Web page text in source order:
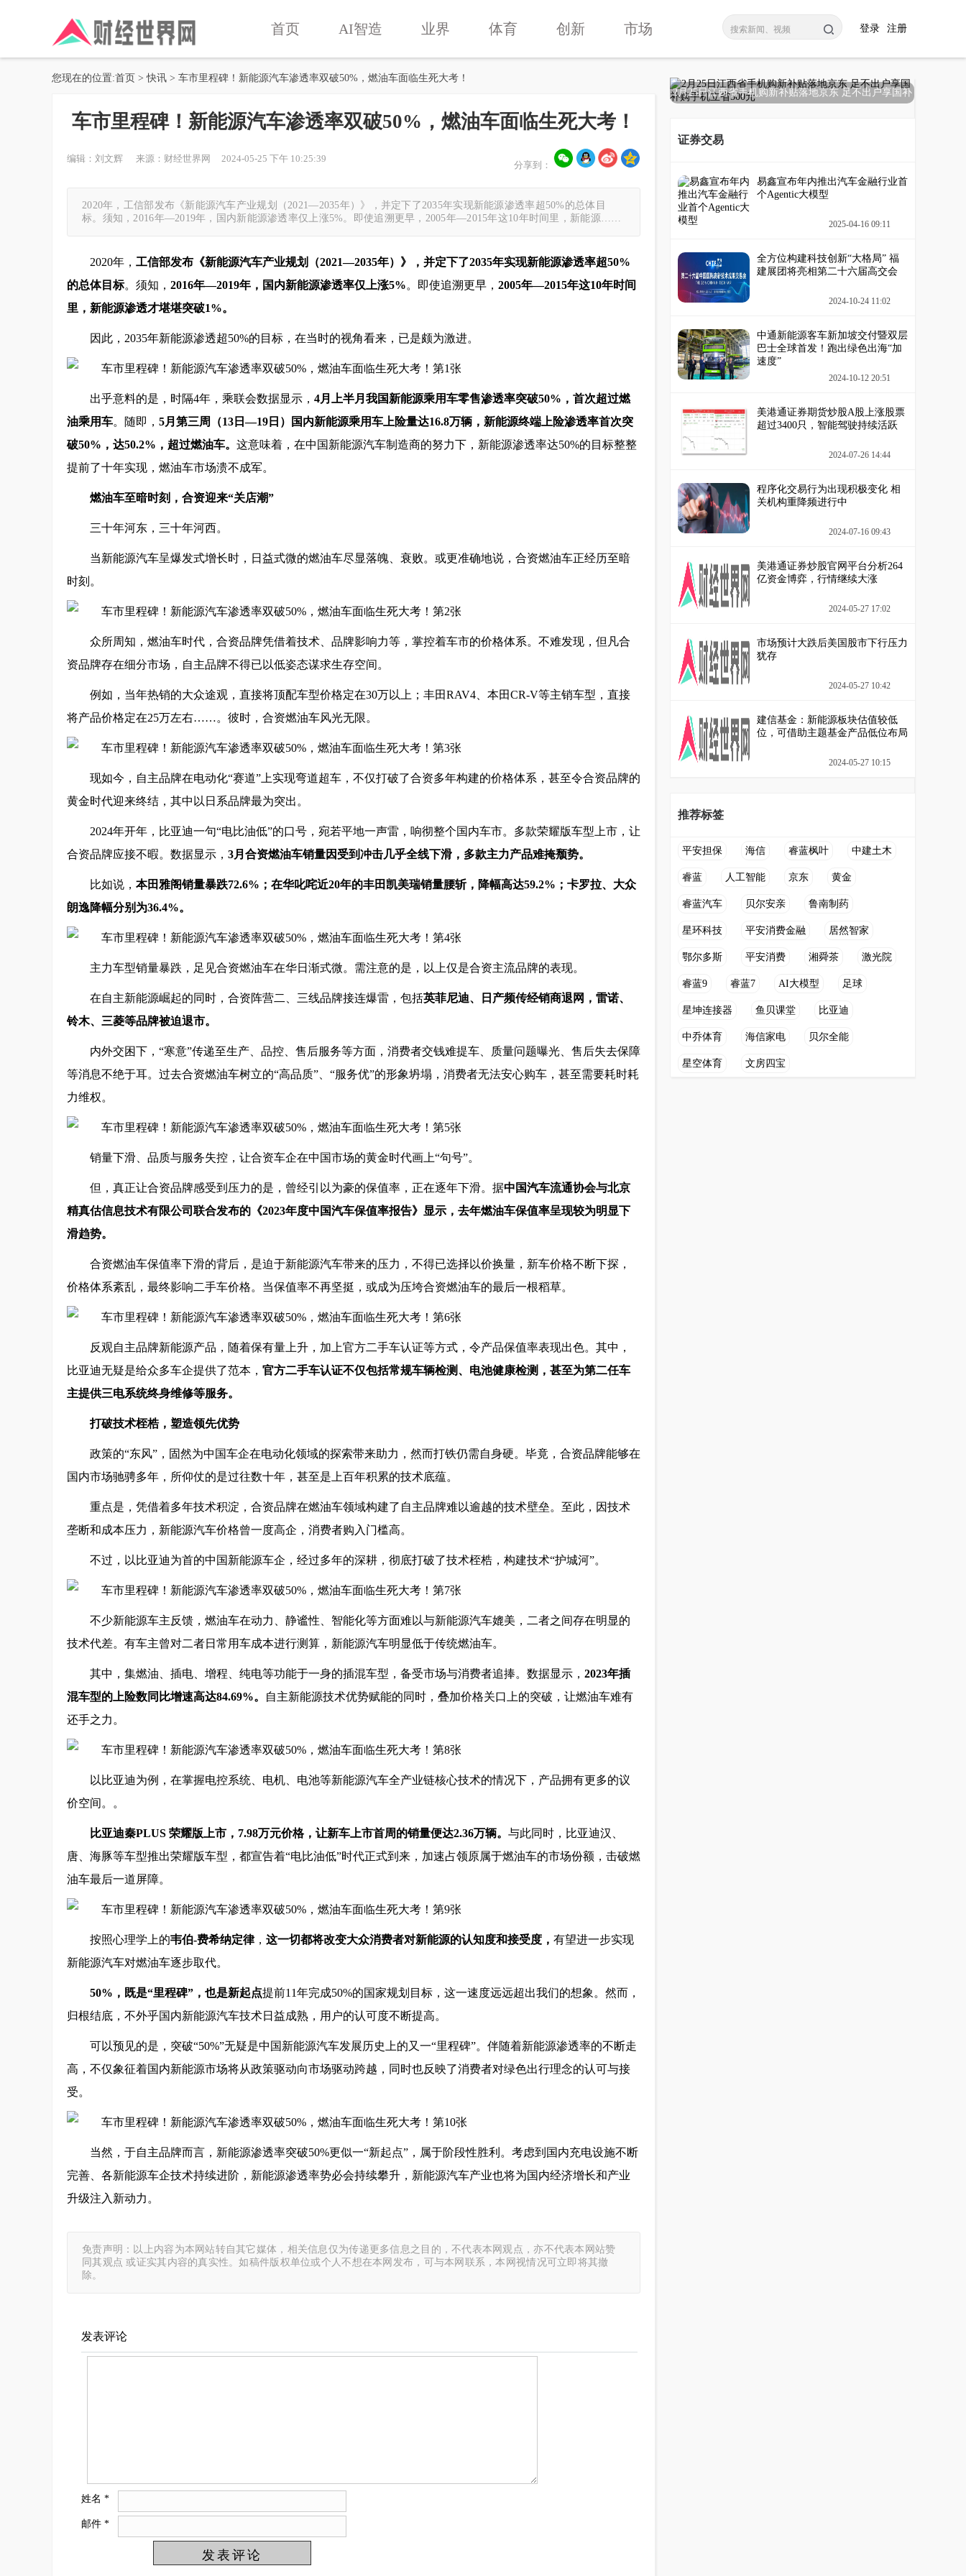
首页 AI智造 业界 体育 创新 市场 注册
登录
您现在的位置:首页 >快讯 > 车市里程碑！新能源汽车渗透率双破50%，燃油车面临生死大考！
车市里程碑！新能源汽车渗透率双破50%，燃油车面临生死大考！
编辑：刘文辉 来源：财经世界网 2024-05-25 下午 10:25:39
分享到：
2020年，工信部发布《新能源汽车产业规划（2021—2035年）》，并定下了2035年实现新能源渗透率超50%的总体目
标。须知，2016年—2019年，国内新能源渗透率仅上涨5%。即使追溯更早，2005年—2015年这10年时间里，新能源……
2020年， 工信部发布《新能源汽车产业规划（2021—2035年）》，并定下了2035年实现新能源渗透率超50%
的总体目标。须知， 2016年—2019年，国内新能源渗透率仅上涨5%。即使追溯更早， 2005年—2015年这10年时间
里，新能源渗透才堪堪突破1%。
因此，2035年新能源渗透超50%的目标，在当时的视角看来，已是颇为激进。
出乎意料的是，时隔4年，乘联会数据显示， 4月上半月我国新能源乘用车零售渗透率突破50%，首次超过燃
油乘用车。随即， 5月第三周（13日—19日）国内新能源乘用车上险量达16.8万辆，新能源终端上险渗透率首次突
破50%，达50.2%，超过燃油车。 这意味着，在中国新能源汽车制造商的努力下，新能源渗透率达50%的目标整整
提前了十年实现，燃油车市场溃不成军。
燃油车至暗时刻，合资迎来“关店潮”
三十年河东，三十年河西。
当新能源汽车呈爆发式增长时，日益式微的燃油车尽显落魄、衰败。或更准确地说，合资燃油车正经历至暗
时刻。
众所周知，燃油车时代，合资品牌凭借着技术、品牌影响力等，掌控着车市的价格体系。不难发现，但凡合
资品牌存在细分市场，自主品牌不得已以低姿态谋求生存空间。
例如，当年热销的大众途观，直接将顶配车型价格定在30万以上；丰田RAV4、本田CR-V等主销车型，直接
将产品价格定在25万左右……。彼时，合资燃油车风光无限。
现如今，自主品牌在电动化“赛道”上实现弯道超车，不仅打破了合资多年构建的价格体系，甚至令合资品牌的
黄金时代迎来终结，其中以日系品牌最为突出。
2024年开年，比亚迪一句“电比油低”的口号，宛若平地一声雷，响彻整个国内车市。多款荣耀版车型上市，让
合资品牌应接不暇。数据显示， 3月合资燃油车销量因受到冲击几乎全线下滑，多款主力产品难掩颓势。
比如说， 本田雅阁销量暴跌72.6%；在华叱咤近20年的丰田凯美瑞销量腰斩，降幅高达59.2%；卡罗拉、大众
朗逸降幅分别为36.4%。
主力车型销量暴跌，足见合资燃油车在华日渐式微。需注意的是，以上仅是合资主流品牌的表现。
在自主新能源崛起的同时，合资阵营二、三线品牌接连爆雷，包括英菲尼迪、日产频传经销商退网，雷诺、
铃木、三菱等品牌被迫退市。
内外交困下，“寒意”传递至生产、品控、售后服务等方面，消费者交钱难提车、质量问题曝光、售后失去保障
等消息不绝于耳。过去合资燃油车树立的“高品质”、“服务优”的形象坍塌，消费者无法安心购车，甚至需要耗时耗
力维权。
销量下滑、品质与服务失控，让合资车企在中国市场的黄金时代画上“句号”。
但，真正让合资品牌感受到压力的是，曾经引以为豪的保值率，正在逐年下滑。据中国汽车流通协会与北京
精真估信息技术有限公司联合发布的《2023年度中国汽车保值率报告》显示，去年燃油车保值率呈现较为明显下
滑趋势。
合资燃油车保值率下滑的背后，是迫于新能源汽车带来的压力，不得已选择以价换量，新车价格不断下探，
价格体系紊乱，最终影响二手车价格。当保值率不再坚挺，或成为压垮合资燃油车的最后一根稻草。
反观自主品牌新能源产品，随着保有量上升，加上官方二手车认证等方式，令产品保值率表现出色。其中，
比亚迪无疑是给众多车企提供了范本， 官方二手车认证不仅包括常规车辆检测、电池健康检测，甚至为第二任车
主提供三电系统终身维修等服务。
打破技术桎梏，塑造领先优势
政策的“东风”，固然为中国车企在电动化领域的探索带来助力，然而打铁仍需自身硬。毕竟，合资品牌能够在
国内市场驰骋多年，所仰仗的是过往数十年，甚至是上百年积累的技术底蕴。
重点是，凭借着多年技术积淀，合资品牌在燃油车领域构建了自主品牌难以逾越的技术壁垒。至此，因技术
垄断和成本压力，新能源汽车价格曾一度高企，消费者购入门槛高。
不过，以比亚迪为首的中国新能源车企，经过多年的深耕，彻底打破了技术桎梏，构建技术“护城河”。
不少新能源车主反馈，燃油车在动力、静谧性、智能化等方面难以与新能源汽车媲美，二者之间存在明显的
技术代差。有车主曾对二者日常用车成本进行测算，新能源汽车明显低于传统燃油车。
其中，集燃油、插电、增程、纯电等功能于一身的插混车型，备受市场与消费者追捧。数据显示， 2023年插
混车型的上险数同比增速高达84.69%。
自主新能源技术优势赋能的同时，叠加价格关口上的突破，让燃油车难有
还手之力。
以比亚迪为例，在掌握电控系统、电机、电池等新能源汽车全产业链核心技术的情况下，产品拥有更多的议
价空间。。
比亚迪秦PLUS 荣耀版上市，7.98万元价格，让新车上市首周的销量便达2.36万辆。 与此同时，比亚迪汉、
唐、海豚等车型推出荣耀版车型，都宣告着“电比油低”时代正式到来，加速占领原属于燃油车的市场份额，击破燃
油车最后一道屏障。
按照心理学上的韦伯-费希纳定律， 这一切都将改变大众消费者对新能源的认知度和接受度， 有望进一步实现
新能源汽车对燃油车逐步取代。
50%，既是“里程碑”，也是新起点提前11年完成50%的国家规划目标，这一速度远远超出我们的想象。然而，
归根结底，不外乎国内新能源汽车技术日益成熟，用户的认可度不断提高。
可以预见的是，突破“50%”无疑是中国新能源汽车发展历史上的又一“里程碑”。伴随着新能源渗透率的不断走
高，不仅象征着国内新能源市场将从政策驱动向市场驱动跨越，同时也反映了消费者对绿色出行理念的认可与接
受。
当然，于自主品牌而言，新能源渗透率突破50%更似一“新起点”，属于阶段性胜利。考虑到国内充电设施不断
完善、各新能源车企技术持续进阶，新能源渗透率势必会持续攀升，新能源汽车产业也将为国内经济增长和产业
升级注入新动力。
免责声明：以上内容为本网站转自其它媒体，相关信息仅为传递更多信息之目的，不代表本网观点，亦不代表本网站赞
同其观点 或证实其内容的真实性。如稿件版权单位或个人不想在本网发布，可与本网联系，本网视情况可立即将其撤
除。
发表评论
姓名 *
邮件 *
2月25日江西省手机购新补贴落地京东 足不出户享国补
证券交易
易鑫宣布年内推出汽车金融行业首
个Agentic大模型
2025-04-16 09:11
全方位构建科技创新“大格局” 福
建展团将亮相第二十六届高交会
2024-10-24 11:02
中通新能源客车新加坡交付暨双层
巴士全球首发！跑出绿色出海“加
速度”
2024-10-12 20:51
美港通证券期货炒股A股上涨股票
超过3400只，智能驾驶持续活跃
2024-07-26 14:44
程序化交易行为出现积极变化 相
关机构重降频进行中
2024-07-16 09:43
美港通证券炒股官网平台分析264
亿资金博弈，行情继续大涨
2024-05-27 17:02
市场预计大跌后美国股市下行压力
犹存
2024-05-27 10:42
建信基金：新能源板块估值较低
位，可借助主题基金产品低位布局
2024-05-27 10:15
推荐标签
平安担保 海信 睿蓝枫叶 中建土木
睿蓝 人工智能 京东 黄金
睿蓝汽车 贝尔安亲 鲁南制药
星环科技 平安消费金融 居然智家
鄂尔多斯 平安消费 湘舜茶 激光院
睿蓝9 睿蓝7 AI大模型 足球
星坤连接器 鱼贝课堂 比亚迪
中乔体育 海信家电 贝尔全能
星空体育 文房四宝